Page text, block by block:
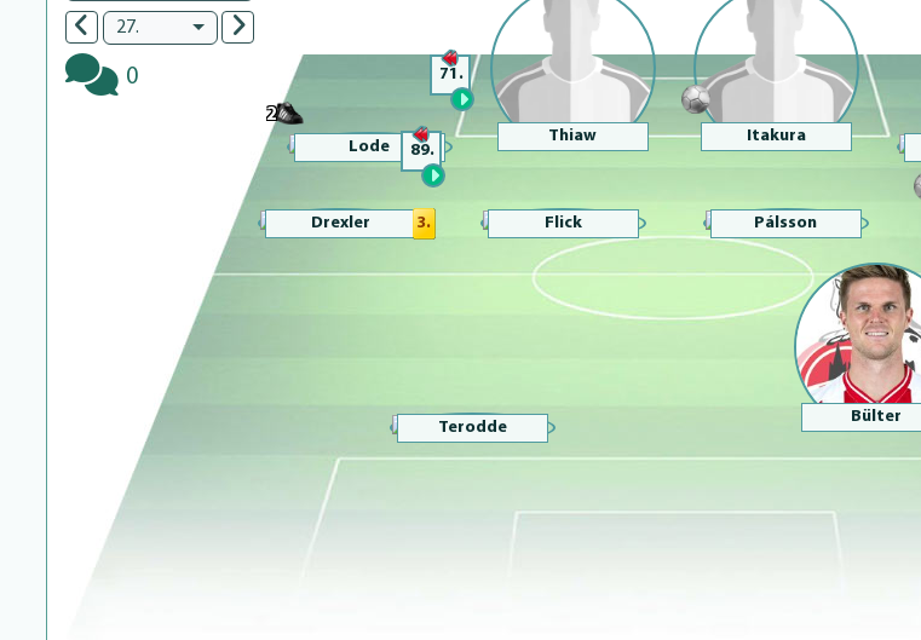
27.
0 71.
2
Lode
Thiaw Itakura
89.
Drexler 3. Flick Pálsson
Terodde
Bülter